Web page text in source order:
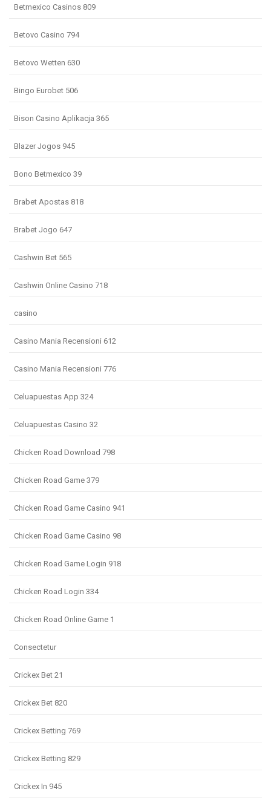
Betmexico Casinos 809
Betovo Casino 794
Betovo Wetten 630
Bingo Eurobet 506
Bison Casino Aplikacja 365
Blazer Jogos 945
Bono Betmexico 39
Brabet Apostas 818
Brabet Jogo 647
Cashwin Bet 565
Cashwin Online Casino 718
casino
Casino Mania Recensioni 612
Casino Mania Recensioni 776
Celuapuestas App 324
Celuapuestas Casino 32
Chicken Road Download 798
Chicken Road Game 379
Chicken Road Game Casino 941
Chicken Road Game Casino 98
Chicken Road Game Login 918
Chicken Road Login 334
Chicken Road Online Game 1
Consectetur
Crickex Bet 21
Crickex Bet 820
Crickex Betting 769
Crickex Betting 829
Crickex In 945